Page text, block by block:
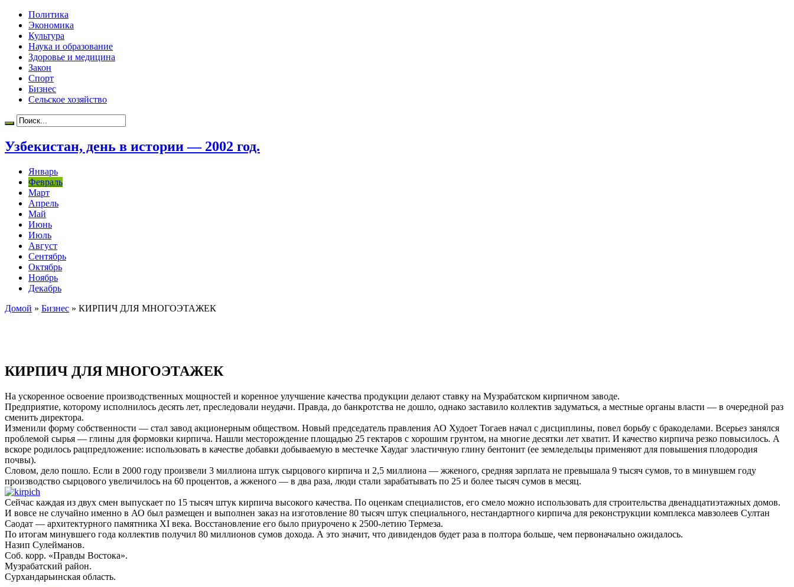
Политика
Экономика
Культура
Наука и образование
Здоровье и медицина
Закон
Спорт
Бизнес
Сельское хозяйство
Узбекистан, день в истории — 2002 год.
Январь
Февраль
Март
Апрель
Май
Июнь
Июль
Август
Сентябрь
Октябрь
Ноябрь
Декабрь
Домой » Бизнес » КИРПИЧ ДЛЯ МНОГОЭТАЖЕК
КИРПИЧ ДЛЯ МНОГОЭТАЖЕК
На ускоренное освоение производственных мощностей и коренное улучшение качества продукции делают ставку на Музрабатском кирпичном заводе.
Предприятие, которому исполнилось десять лет, преследовали неудачи. Правда, до банкротства не дошло, однако заставило коллектив задуматься, а местные органы власти — в очередной раз
сменить директора.
Изменили форму собственности — стал завод акционерным обществом. Новый председатель правления АО Худоет Тогаев начал с дисциплины, повел борьбу с бракоделами. Всерьез занялся
проблемой сырья — глины для формовки кирпича. Нашли месторождение площадью 25 гектаров с хорошим грунтом, на многие десятки лет хватит. И качество кирпича резко повысилось. А
вскоре родилось рацпредложение: использовать в качестве добавки добываемую в местечке Хаудаг эластичную глину бентонит (ее земледельцы применяют для повышения плодородия
почвы).
Словом, дело пошло. Если в 2000 году произвели 3 миллиона штук сырцового кирпича и 2,5 миллиона — жженого, средняя зарплата не превышала 9 тысяч сумов, то в минувшем году
производство сырцового увеличилось на 60 процентов, а жженого — в два раза, люди стали зарабатывать по 25 и более тысяч сумов в месяц.
Сейчас каждая из двух смен выпускает по 15 тысяч штук кирпича высокого качества. По оценкам специалистов, его смело можно использовать для строительства двенадцатиэтажных домов.
И вовсе не случайно именно в АО был размещен и выполнен заказ на изготовление 80 тысяч штук специального, нестандартного кирпича для реконструкции комплекса мавзолеев Султан
Саодат — архитектурного памятника XI века. Восстановление его было приурочено к 2500-летию Термеза.
По итогам минувшего года коллектив получил 80 миллионов сумов дохода. А это значит, что дивидендов будет раза в полтора больше, чем первоначально ожидалось.
Назип Сулейманов.
Соб. корр. «Правды Востока».
Музрабатский район.
Сурхандарьинская область.